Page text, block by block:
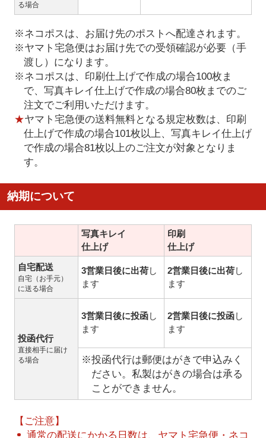
る場合
※ネコポスは、お届け先のポストへ配達されます。
※ヤマト宅急便はお届け先での受領確認が必要（手
渡し）になります。
※ネコポスは、印刷仕上げで作成の場合100枚ま
で、写真キレイ仕上げで作成の場合80枚までのご
注文でご利用いただけます。
★ヤマト宅急便の送料無料となる規定枚数は、印刷
仕上げで作成の場合101枚以上、写真キレイ仕上げ
で作成の場合81枚以上のご注文が対象となりま
す。
納期について
写真キレイ
仕上げ
印刷
仕上げ
自宅配送
自宅（お手元）
に送る場合
3営業日後に出荷し
ます
2営業日後に出荷し
ます
投函代行
直接相手に届け
る場合
3営業日後に投函し
ます
2営業日後に投函し
ます
※投函代行は郵便はがきで申込みく
ださい。私製はがきの場合は承る
ことができません。
【ご注意】
通常の配送にかかる日数は、ヤマト宅急便・ネコ